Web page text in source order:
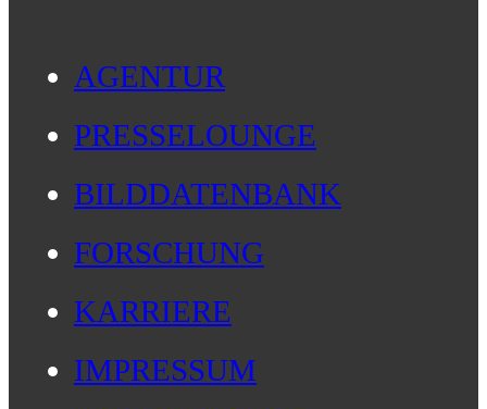
AGENTUR
PRESSELOUNGE
BILDDATENBANK
FORSCHUNG
KARRIERE
IMPRESSUM